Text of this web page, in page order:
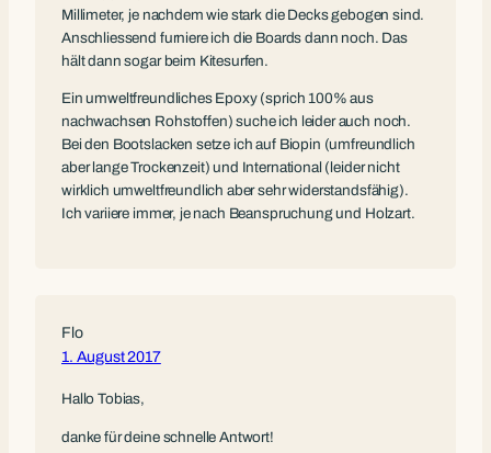
Millimeter, je nachdem wie stark die Decks gebogen sind.
Anschliessend furniere ich die Boards dann noch. Das
hält dann sogar beim Kitesurfen.
Ein umweltfreundliches Epoxy (sprich 100% aus
nachwachsen Rohstoffen) suche ich leider auch noch.
Bei den Bootslacken setze ich auf Biopin (umfreundlich
aber lange Trockenzeit) und International (leider nicht
wirklich umweltfreundlich aber sehr widerstandsfähig).
Ich variiere immer, je nach Beanspruchung und Holzart.
Flo
1. August 2017
Hallo Tobias,
danke für deine schnelle Antwort!